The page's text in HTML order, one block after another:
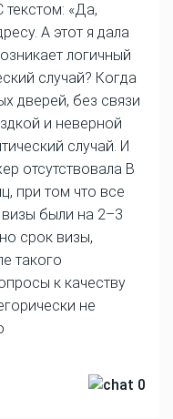
текстом: «Да,
А этот я дала
логичный
случай? Когда
дверей, без связи
и неверной
случай. И
отсутствовала В
при том что все
были на 2–3
срок визы,
такого
к качеству
не
0